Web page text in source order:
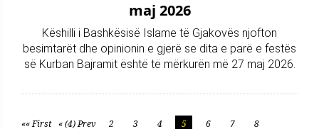
maj 2026
Këshilli i Bashkësisë Islame të Gjakovës njofton
besimtarët dhe opinionin e gjerë se dita e parë e festës
së Kurban Bajramit është të mërkurën më 27 maj 2026.
«« First « (4) Prev 2 3 4 5 6 7 8